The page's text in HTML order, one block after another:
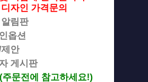
자인 가격문의
림판
옵션
안
게시판
주문전에 참고하세요!)